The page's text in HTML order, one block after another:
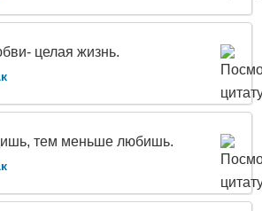
целая жизнь.
тем меньше любишь.